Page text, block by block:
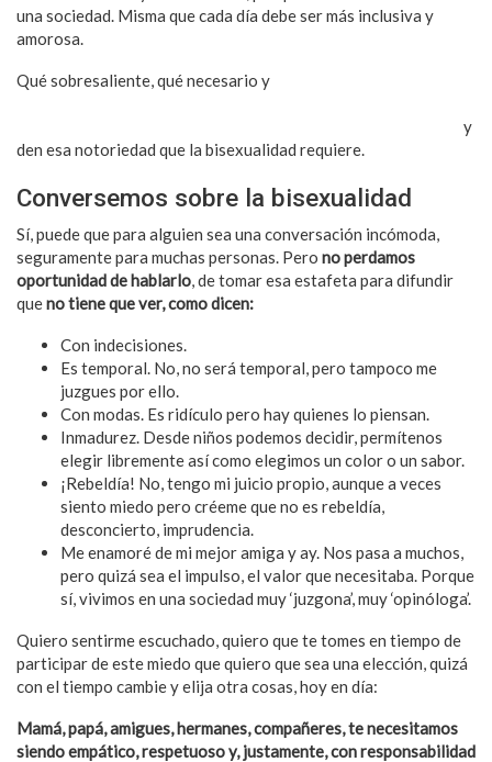
una sociedad. Misma que cada día debe ser más inclusiva y
amorosa.
Qué sobresaliente, qué necesario y
y
den esa notoriedad que la bisexualidad requiere.
Conversemos sobre la bisexualidad
Sí, puede que para alguien sea una conversación incómoda,
seguramente para muchas personas. Pero no perdamos
oportunidad de hablarlo, de tomar esa estafeta para difundir
queno tiene que ver, como dicen:
Con indecisiones.
Es temporal. No, no será temporal, pero tampoco me
juzgues por ello.
Con modas. Es ridículo pero hay quienes lo piensan.
Inmadurez. Desde niños podemos decidir, permítenos
elegir libremente así como elegimos un color o un sabor.
¡Rebeldía! No, tengo mi juicio propio, aunque a veces
siento miedo pero créeme que no es rebeldía,
desconcierto, imprudencia.
Me enamoré de mi mejor amiga y ay. Nos pasa a muchos,
pero quizá sea el impulso, el valor que necesitaba. Porque
sí, vivimos en una sociedad muy ‘juzgona’, muy ‘opinóloga’.
Quiero sentirme escuchado, quiero que te tomes en tiempo de
participar de este miedo que quiero que sea una elección, quizá
con el tiempo cambie y elija otra cosas, hoy en día:
Mamá, papá, amigues, hermanes, compañeres, te necesitamos
siendo empático, respetuoso y, justamente, con responsabilidad